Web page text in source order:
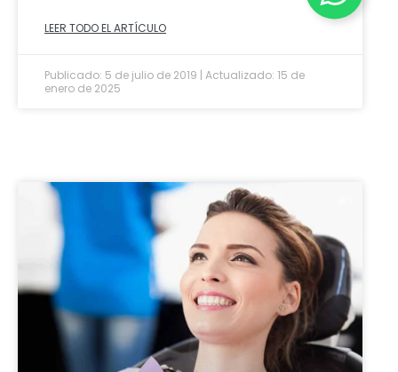
LEER TODO EL ARTÍCULO
Publicado: 5 de julio de 2019 | Actualizado: 15 de
enero de 2025